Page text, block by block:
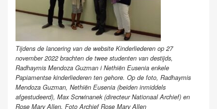
Tijdens de lancering van de website Kinderliederen op 27
november 2022 brachten de twee studenten van destijds,
Radhaymis Mendoza Guzman i Nethiën Eusenia enkele
Papiamentse kinderliederen ten gehore. Op de foto, Radhaymis
Mendoza Guzman, Nethiën Eusenia (beiden inmiddels
afgestudeerd), Max Scrwinanek (directeur Nationaal Archief) en
Rose Mary Allen. Foto Archief Rose Mary Allen